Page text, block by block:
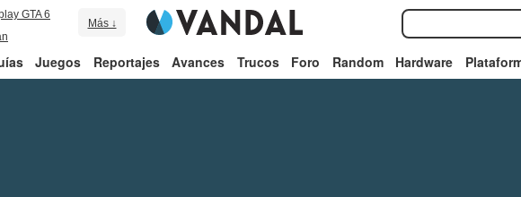
GTA 6
Más ↓
Juegos Reportajes Avances Trucos Foro Random Hardware